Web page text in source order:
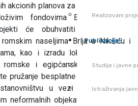
Realizovani
Publikacije
Studije i javne
Istraživanja
akcionih planova za inkluziju Roma i
fondovima Evropske unije.
će obuhvatiti rekonstrukciju
naseljima Brlja u Nikšiću i
kao i izradu lokalne studije o
romske i egipćanske zajednice u
pružanje besplatne pravne pomoći
u vezi sa stanarskim
neformalnih objekata. Projekti se